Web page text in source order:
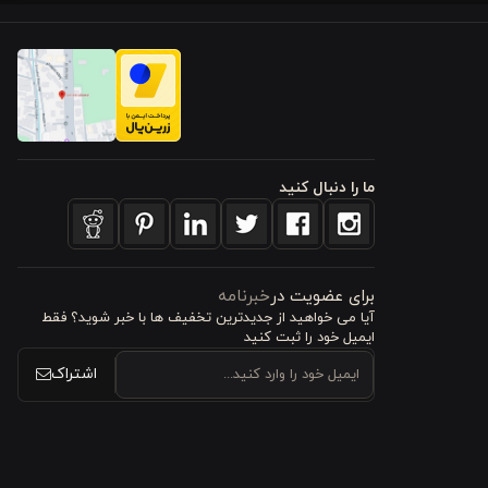
لوکس و
دوام بالا و حفظ رنگ
ندهد و
آن را
زمستان
ما را دنبال کنید
برای عضویت درخبرنامه
آیا می خواهید از جدید‌ترین تخفیف‌ ها با‌ خبر شوید؟ فقط
ایمیل خود را ثبت کنید
اشتراک